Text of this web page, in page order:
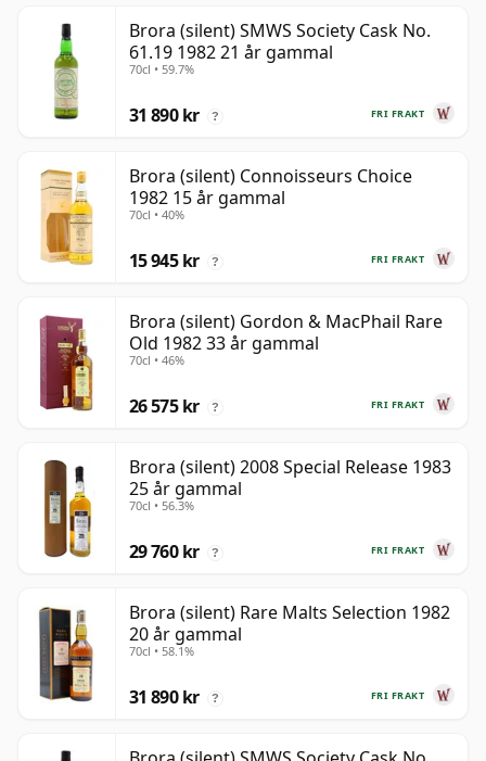
Brora (silent) SMWS Society Cask No.
61.19 1982 21 år gammal
70cl • 59.7%
FRI FRAKT
31 890 kr ?
Brora (silent) Connoisseurs Choice
1982 15 år gammal
70cl • 40%
FRI FRAKT
15 945 kr ?
Brora (silent) Gordon & MacPhail Rare
Old 1982 33 år gammal
70cl • 46%
FRI FRAKT
26 575 kr ?
Brora (silent) 2008 Special Release 1983
25 år gammal
70cl • 56.3%
FRI FRAKT
29 760 kr ?
Brora (silent) Rare Malts Selection 1982
20 år gammal
70cl • 58.1%
FRI FRAKT
31 890 kr ?